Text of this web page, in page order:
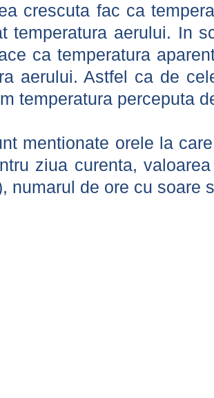
crescuta fac ca
temperatura aerului. In
ca temperatura
aerului. Astfel ca de
temperatura perceputa
mentionate orele la
ziua curenta,
numarul de ore cu soare